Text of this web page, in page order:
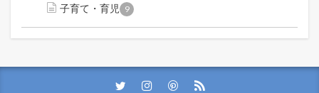
子育て・育児 9